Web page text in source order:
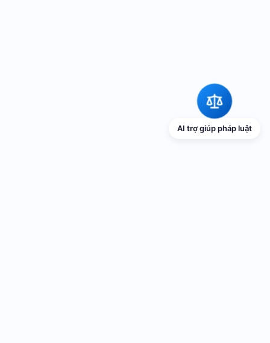
AI trợ giúp pháp luật